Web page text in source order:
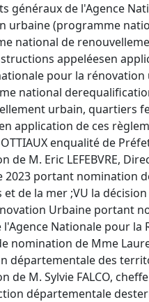
généraux de l'Agence
urbaine (programme
national de
appeléesen
pour la
national
urbain, quartiers
application de ces
enqualité de
de M. Eric LEFEBVRE,
2023 portant nomination
de la mer ;VU la
Urbaine portant
Nationale pour la
nomination de Mme
départementale des
de M. Sylvie FALCO,
départementale